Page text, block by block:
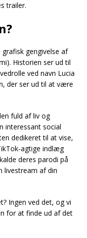
trailer.
gengivelse af
Historien ser ud til
ved navn Lucia
der ser ud til at være
fuld af liv og
interessant social
dedikeret til at vise,
agtige indlæg
deres parodi på
livestream af din
Ingen ved det, og vi
for at finde ud af det